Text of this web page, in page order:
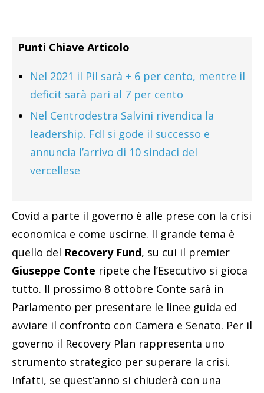
Punti Chiave Articolo
Nel 2021 il Pil sarà + 6 per cento, mentre il
deficit sarà pari al 7 per cento
Nel Centrodestra Salvini rivendica la
leadership. FdI si gode il successo e
annuncia l’arrivo di 10 sindaci del
vercellese
Covid a parte il governo è alle prese con la crisi
economica e come uscirne. Il grande tema è
quello del Recovery Fund, su cui il premier
Giuseppe Conte ripete che l’Esecutivo si gioca
tutto. Il prossimo 8 ottobre Conte sarà in
Parlamento per presentare le linee guida ed
avviare il confronto con Camera e Senato. Per il
governo il Recovery Plan rappresenta uno
strumento strategico per superare la crisi.
Infatti, se quest’anno si chiuderà con una